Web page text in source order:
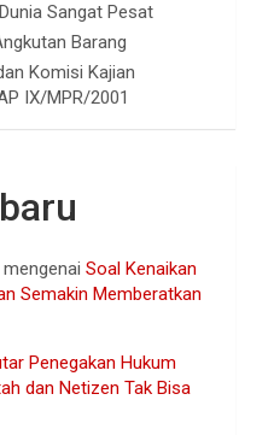
Sangat Pesat
Barang
Komisi Kajian
IX/MPR/2001
mengenaiSoal Kenaikan
Semakin Memberatkan
Penegakan Hukum
dan Netizen Tak Bisa